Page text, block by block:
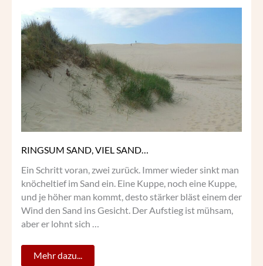
RINGSUM SAND, VIEL SAND…
Ein Schritt voran, zwei zurück. Immer wieder sinkt man
knöcheltief im Sand ein. Eine Kuppe, noch eine Kuppe,
und je höher man kommt, desto stärker bläst einem der
Wind den Sand ins Gesicht. Der Aufstieg ist mühsam,
aber er lohnt sich …
RINGSUM
SAND,
VIEL
SAND…
Mehr dazu...